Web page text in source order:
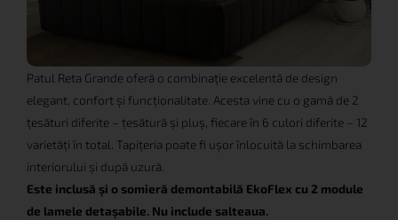
Patul Reta Grande oferă o combinație excelentă de design
elegant, confort și funcționalitate. Acesta vine cu o gamă de 2
țesături diferite – țesătură și pluș, fiecare în 6 culori diferite – 12
varietăți în total. Tapițeria poate fi ușor înlocuită la schimbarea
interiorului și după uzură.
Este inclusă și o somieră demontabilă EkoFlex cu 2 module
de lamele detașabile. Nu include salteaua.